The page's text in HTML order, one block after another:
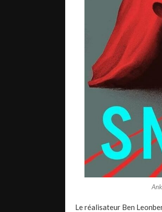
Le réalisateur Ben